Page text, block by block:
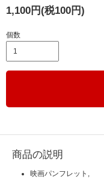
1,100円(税100円)
個数
商品の説明
映画パンフレット,